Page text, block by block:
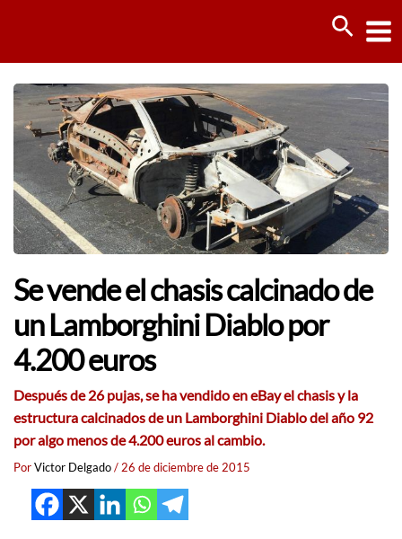
Se vende el chasis calcinado de
un Lamborghini Diablo por
4.200 euros
Después de 26 pujas, se ha vendido en eBay el chasis y la
estructura calcinados de un Lamborghini Diablo del año 92
por algo menos de 4.200 euros al cambio.
PorVictor Delgado/ 26 de diciembre de 2015